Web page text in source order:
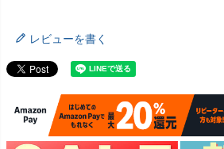
レビューを書く